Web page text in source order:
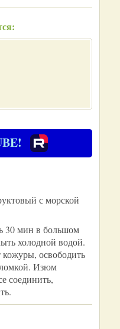
с морской
30 мин в большом
холодной водой.
освободить
Изюм
соединить,